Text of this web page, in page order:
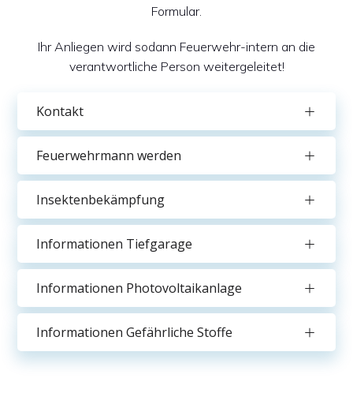
Formular.
Ihr Anliegen wird sodann Feuerwehr-intern an die
verantwortliche Person weitergeleitet!
Kontakt
Feuerwehrmann werden
Insektenbekämpfung
Informationen Tiefgarage
Informationen Photovoltaikanlage
Informationen Gefährliche Stoffe